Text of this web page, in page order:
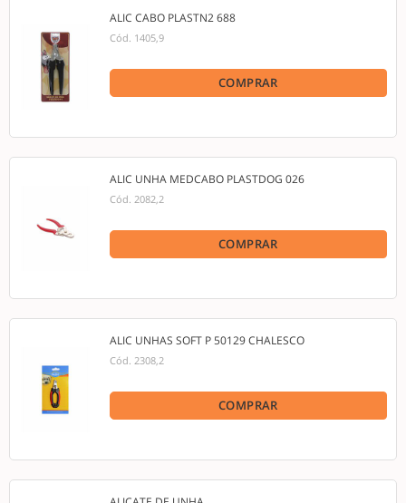
ALIC CABO PLASTN2 688
Cód. 1405,9
COMPRAR
ALIC UNHA MEDCABO PLASTDOG 026
Cód. 2082,2
COMPRAR
ALIC UNHAS SOFT P 50129 CHALESCO
Cód. 2308,2
COMPRAR